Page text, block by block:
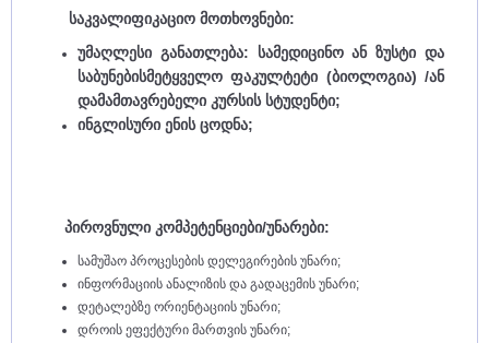
საკვალიფიკაციო მოთხოვნები:
უმაღლესი განათლება: სამედიცინო ან ზუსტი და
საბუნებისმეტყველო ფაკულტეტი (ბიოლოგია) /ან
დამამთავრებელი კურსის სტუდენტი;
ინგლისური ენის ცოდნა;
პიროვნული კომპეტენციები/უნარები:
სამუშაო პროცესების დელეგირების უნარი;
ინფორმაციის ანალიზის და გადაცემის უნარი;
დეტალებზე ორიენტაციის უნარი;
დროის ეფექტური მართვის უნარი;